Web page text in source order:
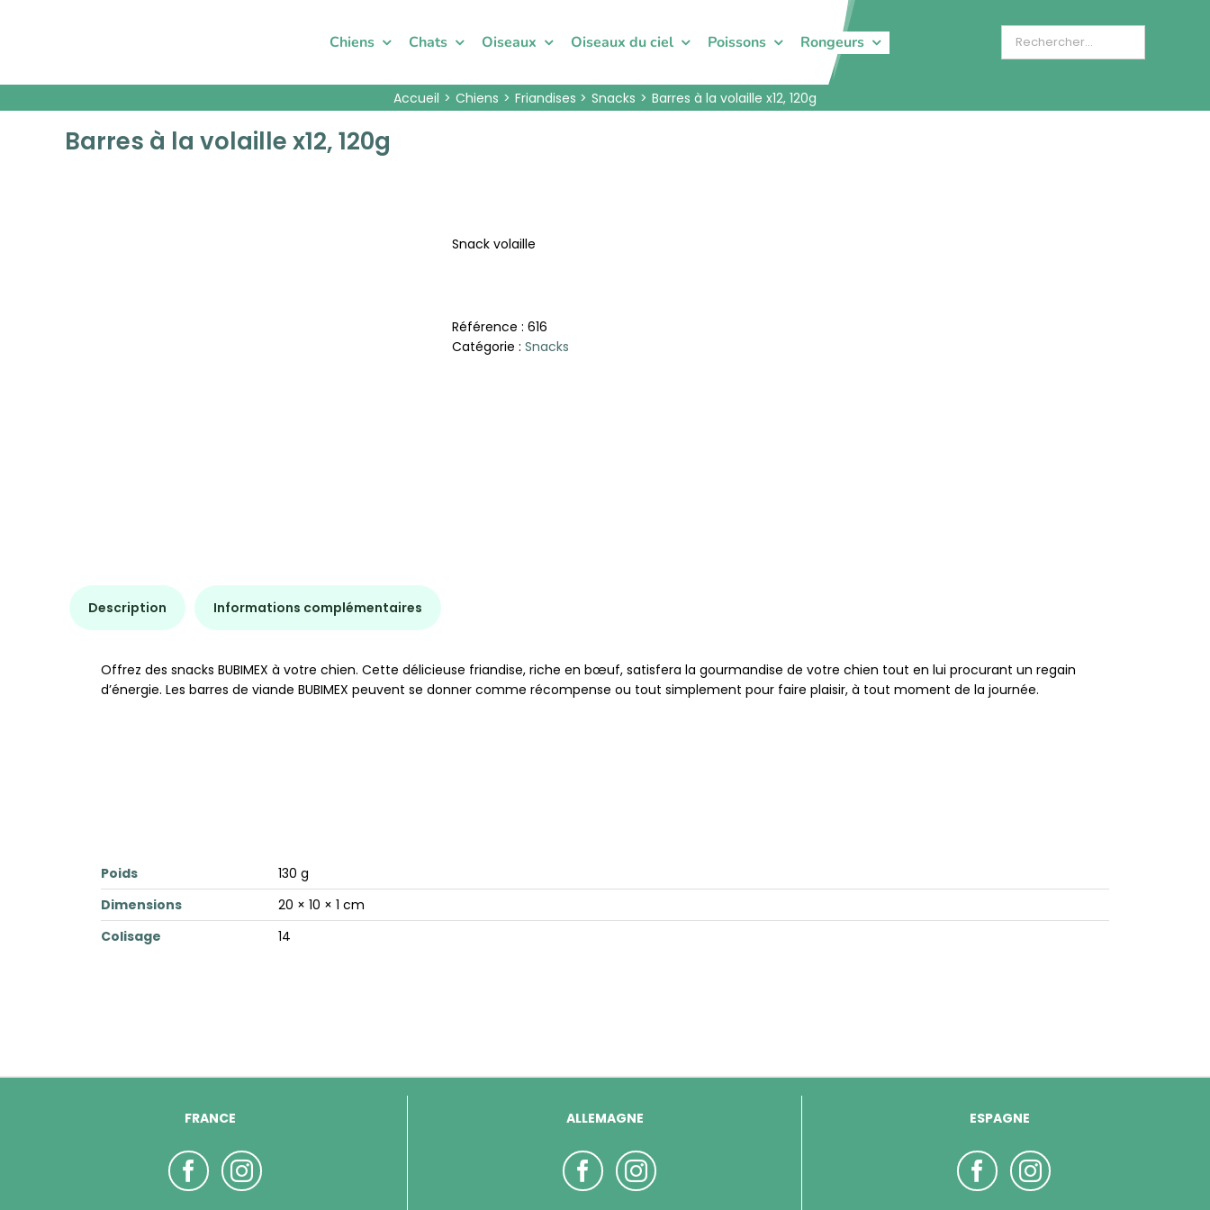
Chiens Chats Oiseaux Oiseaux du ciel Poissons Rongeurs
Accueil Chiens Friandises Snacks Barres à la volaille x12, 120g
Barres à la volaille x12, 120g
Snack volaille
Référence : 616
Catégorie : Snacks
Description Informations complémentaires
Offrez des snacks BUBIMEX à votre chien. Cette délicieuse friandise, riche en bœuf, satisfera la gourmandise de votre chien tout en lui procurant un regain
d’énergie. Les barres de viande BUBIMEX peuvent se donner comme récompense ou tout simplement pour faire plaisir, à tout moment de la journée.
Poids
130 g
Dimensions
20 × 10 × 1 cm
Colisage
14
FRANCE ALLEMAGNE ESPAGNE